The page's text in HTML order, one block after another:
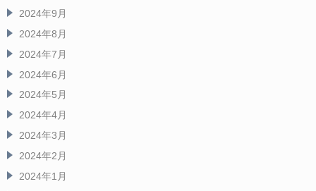
2024年9月
2024年8月
2024年7月
2024年6月
2024年5月
2024年4月
2024年3月
2024年2月
2024年1月